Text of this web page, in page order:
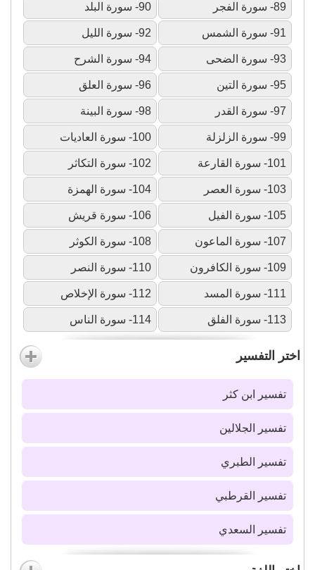
89- سورة الفجر 90- سورة البلد
91- سورة الشمس 92- سورة الليل
93- سورة الضحى 94- سورة الشرح
95- سورة التين 96- سورة العلق
97- سورة القدر 98- سورة البينة
99- سورة الزلزلة 100- سورة العاديات
101- سورة القارعة 102- سورة التكاثر
103- سورة العصر 104- سورة الهمزة
105- سورة الفيل 106- سورة قريش
107- سورة الماعون 108- سورة الكوثر
109- سورة الكافرون 110- سورة النصر
111- سورة المسد 112- سورة الإخلاص
113- سورة الفلق 114- سورة الناس
اختر التفسير
تفسير ابن كثر
تفسير الجلالين
تفسير الطبري
تفسير القرطبي
تفسير السعدي